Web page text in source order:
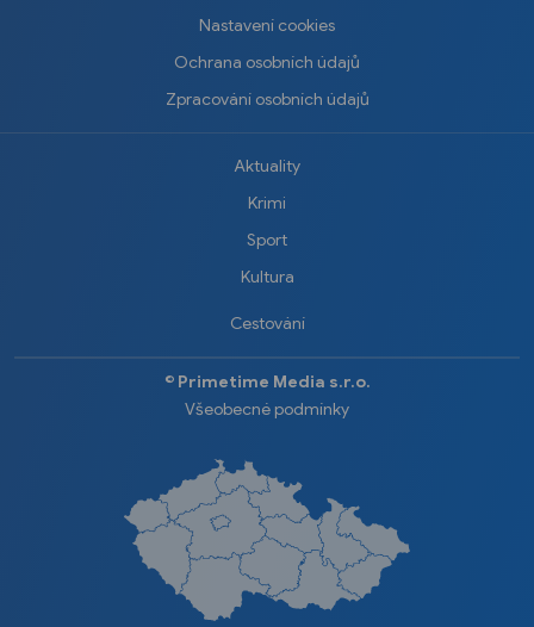
Nastavení cookies
Ochrana osobních údajů
Zpracování osobních údajů
Aktuality
Krimi
Sport
Kultura
Cestování
©️ Primetime Media s.r.o.
Všeobecné podmínky